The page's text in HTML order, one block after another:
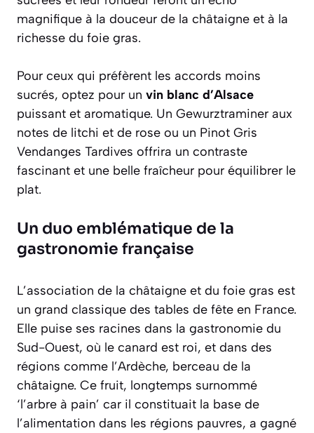
magnifique à la douceur de la châtaigne et à la
richesse du foie gras.
Pour ceux qui préfèrent les accords moins
sucrés, optez pour un vin blanc d’Alsace
puissant et aromatique. Un Gewurztraminer aux
notes de litchi et de rose ou un Pinot Gris
Vendanges Tardives offrira un contraste
fascinant et une belle fraîcheur pour équilibrer le
plat.
Un duo emblématique de la
gastronomie française
L’association de la châtaigne et du foie gras est
un grand classique des tables de fête en France.
Elle puise ses racines dans la gastronomie du
Sud-Ouest, où le canard est roi, et dans des
régions comme l’Ardèche, berceau de la
châtaigne. Ce fruit, longtemps surnommé
‘l’arbre à pain’ car il constituait la base de
l’alimentation dans les régions pauvres, a gagné